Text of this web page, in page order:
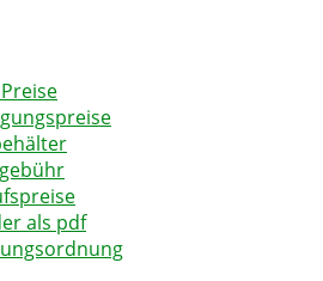
als pdf